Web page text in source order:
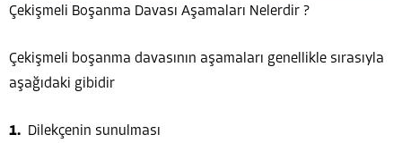
Çekişmeli Boşanma Davası Aşamaları Nelerdir ?
Çekişmeli boşanma davasının aşamaları genellikle sırasıyla
aşağıdaki gibidir
Dilekçenin sunulması